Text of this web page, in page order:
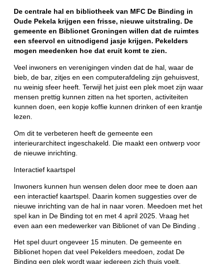
De centrale hal en bibliotheek van MFC De Binding in
Oude Pekela krijgen een frisse, nieuwe uitstraling. De
gemeente en Biblionet Groningen willen dat de ruimtes
een sfeervol en uitnodigend jasje krijgen. Pekelders
mogen meedenken hoe dat eruit komt te zien.
Veel inwoners en verenigingen vinden dat de hal, waar de
bieb, de bar, zitjes en een computerafdeling zijn gehuisvest,
nu weinig sfeer heeft. Terwijl het juist een plek moet zijn waar
mensen prettig kunnen zitten na het sporten, activiteiten
kunnen doen, een kopje koffie kunnen drinken of een krantje
lezen.
Om dit te verbeteren heeft de gemeente een
interieurarchitect ingeschakeld. Die maakt een ontwerp voor
de nieuwe inrichting.
Interactief kaartspel
Inwoners kunnen hun wensen delen door mee te doen aan
een interactief kaartspel. Daarin komen suggesties over de
nieuwe inrichting van de hal in naar voren. Meedoen met het
spel kan in De Binding tot en met 4 april 2025. Vraag het
even aan een medewerker van Biblionet of van De Binding .
Het spel duurt ongeveer 15 minuten. De gemeente en
Biblionet hopen dat veel Pekelders meedoen, zodat De
Binding een plek wordt waar iedereen zich thuis voelt.